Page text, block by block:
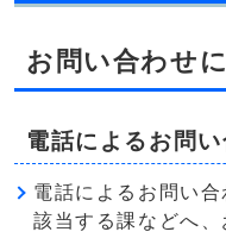
お問い合わせ
電話によるお問
電話によるお問い合
該当する課などへ、